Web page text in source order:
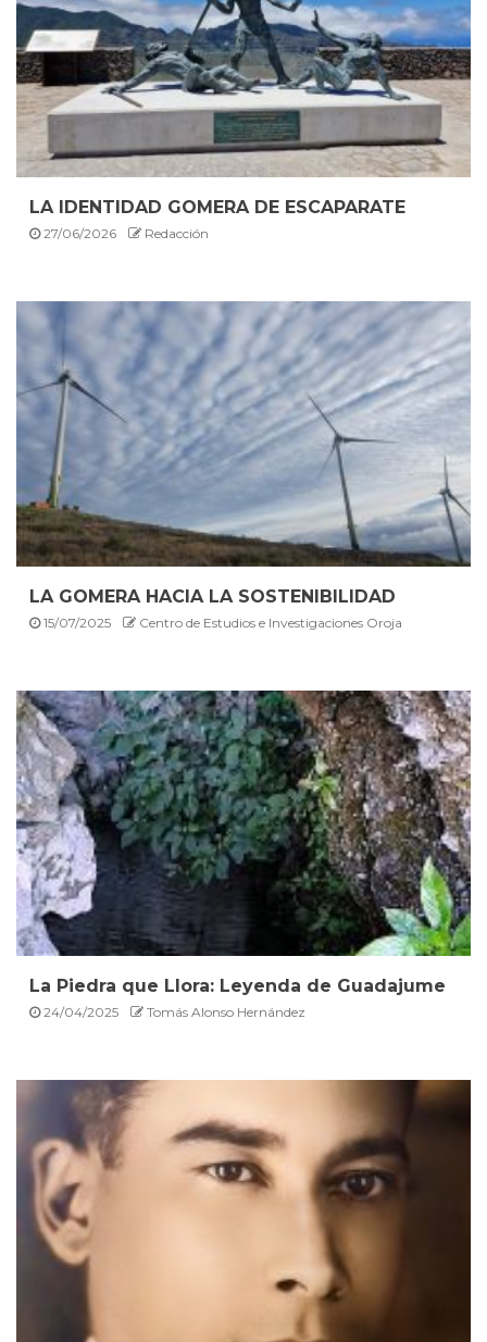
LA IDENTIDAD GOMERA DE ESCAPARATE
27/06/2026 Redacción
LA GOMERA HACIA LA SOSTENIBILIDAD
15/07/2025 Centro de Estudios e Investigaciones Oroja
La Piedra que Llora: Leyenda de Guadajume
24/04/2025 Tomás Alonso Hernández